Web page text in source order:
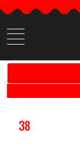
商
品
検
38